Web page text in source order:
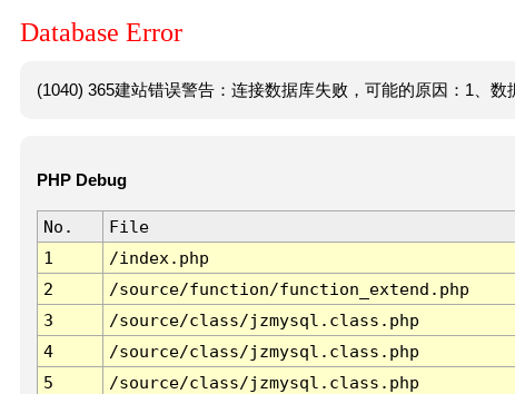
Database Error
(1040) 365建站错误警告：连接数据库失败，可能的原因：1、数
PHP Debug
No. File
1
/index.php
2
/source/function/function_extend.php
3
/source/class/jzmysql.class.php
4
/source/class/jzmysql.class.php
5
/source/class/jzmysql.class.php